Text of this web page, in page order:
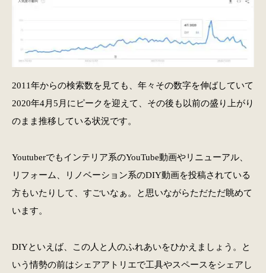
2011年からの検索数を見ても、年々その数字を伸ばしていて
2020年4月5月にピークを迎えて、その後も以前の盛り上がり
のまま推移している状況です。
Youtuberでもインテリア系のYouTube動画やリニューアル、
リフォーム、リノベーション系のDIY動画を投稿されている
方もいたりして、すごいなぁ。と思いながらただただ眺めて
います。
DIYといえば、この人と人のふれあいをひかえましょう。と
いう情勢の前はシェアアトリエで工具やスペースをシェアし